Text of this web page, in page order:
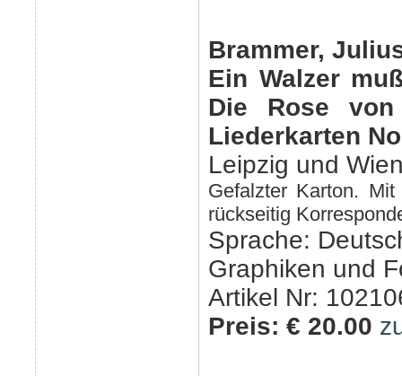
Brammer,
Ein Walzer
Die Rose
Liederkarten
Leipzig und
Gefalzter Karton.
rückseitig
Sprache:
Graphiken und
Artikel Nr:
Preis: € 20.00